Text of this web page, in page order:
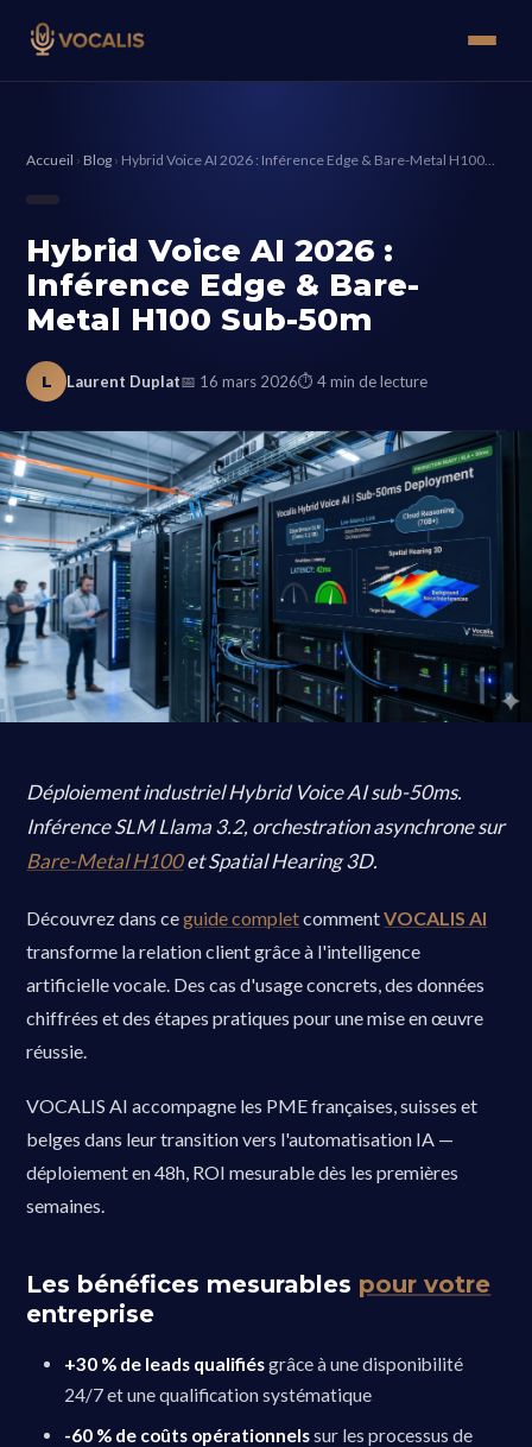
Accueil › Blog › Hybrid Voice AI 2026 : Inférence Edge & Bare-Metal H100…
Hybrid Voice AI 2026 :
Inférence Edge & Bare-
Metal H100 Sub-50m
L Laurent Duplat📅 16 mars 2026⏱ 4 min de lecture
Déploiement industriel Hybrid Voice AI sub-50ms.
Inférence SLM Llama 3.2, orchestration asynchrone sur
Bare-Metal H100et Spatial Hearing 3D.
Découvrez dans ceguide completcommentVOCALIS AI
transforme la relation client grâce à l'intelligence
artificielle vocale. Des cas d'usage concrets, des données
chiffrées et des étapes pratiques pour une mise en œuvre
réussie.
VOCALIS AI accompagne les PME françaises, suisses et
belges dans leur transition vers l'automatisation IA —
déploiement en 48h, ROI mesurable dès les premières
semaines.
Les bénéfices mesurables pour votre
entreprise
+30 % de leads qualifiésgrâce à une disponibilité
24/7 et une qualification systématique
-60 % de coûts opérationnelssur les processus de